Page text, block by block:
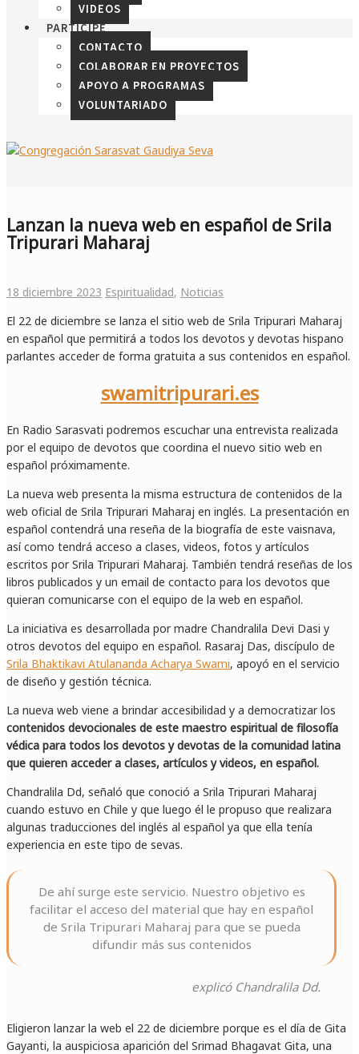
VIDEOS
PARTICIPE
CONTACTO
COLABORAR EN PROYECTOS
APOYO A PROGRAMAS
VOLUNTARIADO
Lanzan la nueva web en español de Srila
Tripurari Maharaj
18 diciembre 2023 Espiritualidad, Noticias
El 22 de diciembre se lanza el sitio web de Srila Tripurari Maharaj
en español que permitirá a todos los devotos y devotas hispano
parlantes acceder de forma gratuita a sus contenidos en español.
swamitripurari.es
En Radio Sarasvati podremos escuchar una entrevista realizada
por el equipo de devotos que coordina el nuevo sitio web en
español próximamente.
La nueva web presenta la misma estructura de contenidos de la
web oficial de Srila Tripurari Maharaj en inglés. La presentación en
español contendrá una reseña de la biografía de este vaisnava,
así como tendrá acceso a clases, videos, fotos y artículos
escritos por Srila Tripurari Maharaj. También tendrá reseñas de los
libros publicados y un email de contacto para los devotos que
quieran comunicarse con el equipo de la web en español.
La iniciativa es desarrollada por madre Chandralila Devi Dasi y
otros devotos del equipo en español. Rasaraj Das, discípulo de
Srila Bhaktikavi Atulananda Acharya Swami, apoyó en el servicio
de diseño y gestión técnica.
La nueva web viene a brindar accesibilidad y a democratizar los
contenidos devocionales de este maestro espiritual de filosofía
védica para todos los devotos y devotas de la comunidad latina
que quieren acceder a clases, artículos y videos, en español.
Chandralila Dd, señaló que conoció a Srila Tripurari Maharaj
cuando estuvo en Chile y que luego él le propuso que realizara
algunas traducciones del inglés al español ya que ella tenía
experiencia en este tipo de sevas.
De ahí surge este servicio. Nuestro objetivo es
facilitar el acceso del material que hay en español
de Srila Tripurari Maharaj para que se pueda
difundir más sus contenidos
explicó Chandralila Dd.
Eligieron lanzar la web el 22 de diciembre porque es el día de Gita
Gayanti, la auspiciosa aparición del Srimad Bhagavat Gita, una